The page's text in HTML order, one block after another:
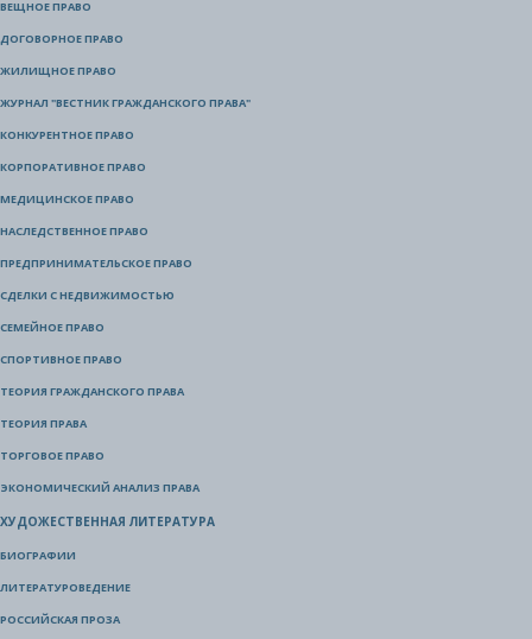
ВЕЩНОЕ ПРАВО
ДОГОВОРНОЕ ПРАВО
ЖИЛИЩНОЕ ПРАВО
ЖУРНАЛ "ВЕСТНИК ГРАЖДАНСКОГО ПРАВА"
КОНКУРЕНТНОЕ ПРАВО
КОРПОРАТИВНОЕ ПРАВО
МЕДИЦИНСКОЕ ПРАВО
НАСЛЕДСТВЕННОЕ ПРАВО
ПРЕДПРИНИМАТЕЛЬСКОЕ ПРАВО
СДЕЛКИ С НЕДВИЖИМОСТЬЮ
СЕМЕЙНОЕ ПРАВО
СПОРТИВНОЕ ПРАВО
ТЕОРИЯ ГРАЖДАНСКОГО ПРАВА
ТЕОРИЯ ПРАВА
ТОРГОВОЕ ПРАВО
ЭКОНОМИЧЕСКИЙ АНАЛИЗ ПРАВА
ХУДОЖЕСТВЕННАЯ ЛИТЕРАТУРА
БИОГРАФИИ
ЛИТЕРАТУРОВЕДЕНИЕ
РОССИЙСКАЯ ПРОЗА